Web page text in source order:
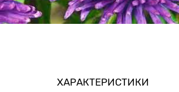
ХАРАКТЕРИСТИКИ